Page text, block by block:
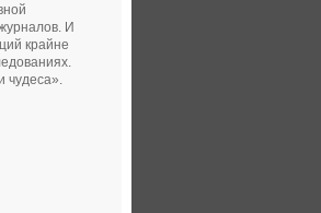
И
крайне
чудеса».